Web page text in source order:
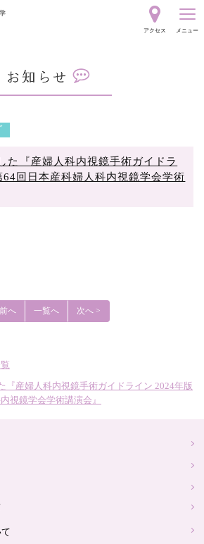
アクセス メニュー
た『産婦人科内視鏡手術ガイドラ
回日本産科婦人科内視鏡学会学術
へ 一覧へ 次へ >
『産婦人科内視鏡手術ガイドライン 2024年版
視鏡学会学術講演会』